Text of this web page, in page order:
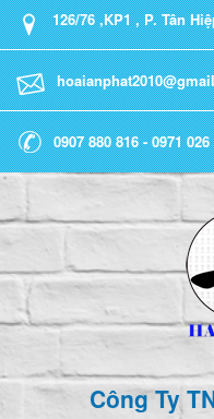
126/76 ,KP1 , P. Tân
0907 880 816 - 0971 026
Công Ty